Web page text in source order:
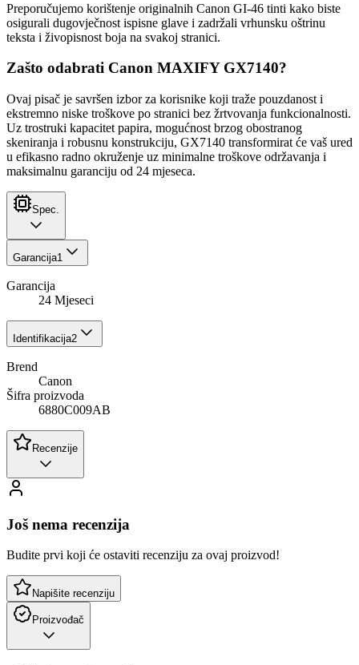
Preporučujemo korištenje originalnih Canon GI-46 tinti kako biste
osigurali dugovječnost ispisne glave i zadržali vrhunsku oštrinu
teksta i živopisnost boja na svakoj stranici.
Zašto odabrati Canon MAXIFY GX7140?
Ovaj pisač je savršen izbor za korisnike koji traže pouzdanost i
ekstremno niske troškove po stranici bez žrtvovanja funkcionalnosti.
Uz trostruki kapacitet papira, mogućnost brzog obostranog
skeniranja i robusnu konstrukciju, GX7140 transformirat će vaš ured
u efikasno radno okruženje uz minimalne troškove održavanja i
maksimalnu garanciju od 24 mjeseca.
Spec.
Garancija1
Garancija
24 Mjeseci
Identifikacija2
Brend
Canon
Šifra proizvoda
6880C009AB
Recenzije
Još nema recenzija
Budite prvi koji će ostaviti recenziju za ovaj proizvod!
Napišite recenziju
Proizvođač